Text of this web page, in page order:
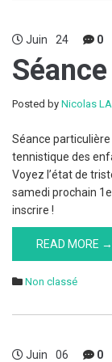
Juin 24 0
Posted by Nicolas
Séance
tennistique des
Voyez l’état de
samedi prochain
inscrire !
READ MORE →
Non classé
Juin 06 0